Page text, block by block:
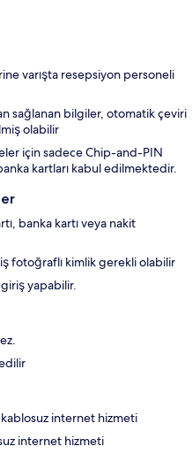
varışta resepsiyon personeli
sağlanan bilgiler, otomatik çeviri
olabilir
için sadece Chip-and-PIN
kartları kabul edilmektedir.
banka kartı veya nakit
fotoğraflı kimlik gerekli olabilir
yapabilir.
internet hizmeti
internet hizmeti